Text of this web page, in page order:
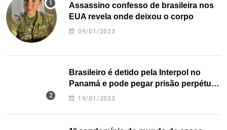
Assassino confesso de brasileira nos
EUA revela onde deixou o corpo
09/01/2023
Brasileiro é detido pela Interpol no
Panamá e pode pegar prisão perpétua
nos EUA
19/01/2023